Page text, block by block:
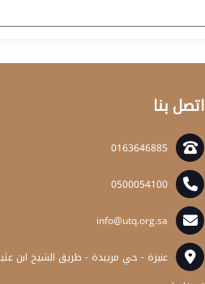
اتصل بنا
0163646885
0500054100
info@utq.org.sa
عنيزة - حي مريبدة - طريق الشيخ ابن